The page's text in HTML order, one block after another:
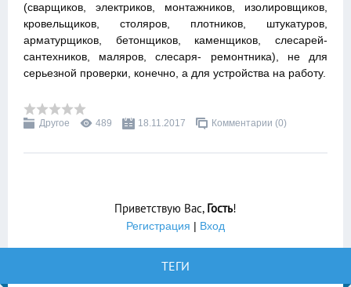
(сварщиков, электриков, монтажников, изолировщиков,
кровельщиков, столяров, плотников, штукатуров,
арматурщиков, бетонщиков, каменщиков, слесарей-
сантехников, маляров, слесаря- ремонтника), не для
серьезной проверки, конечно, а для устройства на работу.
Другое 489 18.11.2017 Комментарии (0)
Приветствую Вас, Гость!
Регистрация | Вход
ТЕГИ